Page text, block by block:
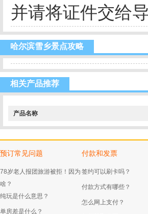
并请将证件交给导
哈尔滨雪乡景点攻略
相关产品推荐
产品名称
预订常见问题
78岁老人报团旅游被拒！因为
啥？
纯玩是什么意思？
单房差是什么？
付款和发票
签约可以刷卡吗？
付款方式有哪些？
怎么网上支付？